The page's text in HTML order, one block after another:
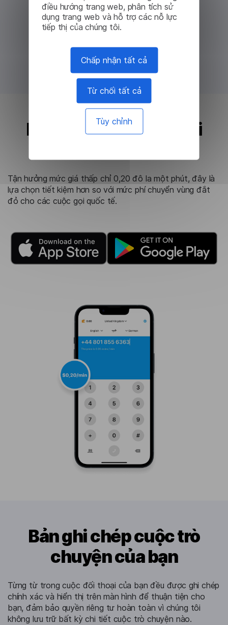
điều hướng trang web, phân tích sử
dụng trang web và hỗ trợ các nỗ lực
tiếp thị của chúng tôi.
Chấp nhận tất cả
Từ chối tất cả
Tùy chỉnh
Rẻ hơn so với cuộc gọi
Tận hưởng mức giá thấp chỉ 0,20 đô la một phút, đây là
lựa chọn tiết kiệm hơn so với mức phí chuyển vùng đắt
đỏ cho các cuộc gọi quốc tế.
Bản ghi chép cuộc trò
chuyện của bạn
Từng từ trong cuộc đối thoại của bạn đều được ghi chép
chính xác và hiển thị trên màn hình để thuận tiện cho
bạn, đảm bảo quyền riêng tư hoàn toàn vì chúng tôi
không lưu trữ bất kỳ chi tiết cuộc trò chuyện nào.